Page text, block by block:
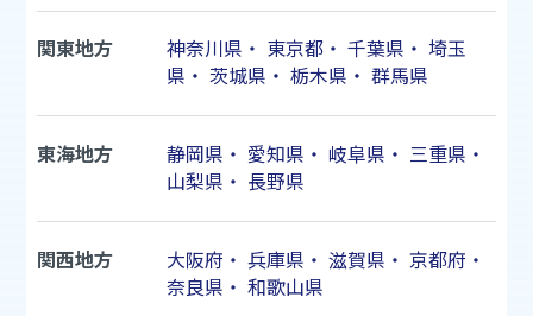
関東地方 神奈川県 ・ 東京都・ 千葉県 ・ 埼玉
県 ・ 茨城県 ・ 栃木県 ・ 群馬県
東海地方 静岡県 ・ 愛知県 ・ 岐阜県 ・ 三重県 ・
山梨県 ・ 長野県
関西地方 大阪府 ・ 兵庫県 ・ 滋賀県 ・ 京都府 ・
奈良県 ・ 和歌山県